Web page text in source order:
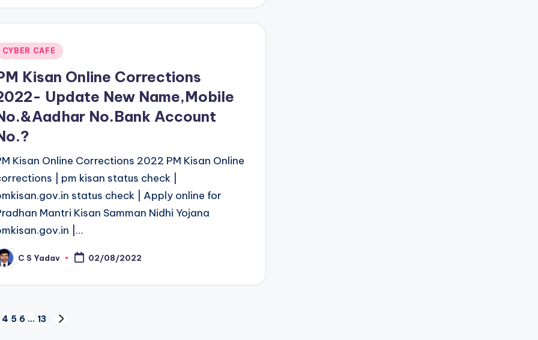
CYBER CAFE
Kisan Online Corrections
Update New Name,Mobile
No.Bank Account
Kisan Online Corrections 2022 PM Kisan Online
| pm kisan status check |
status check | Apply online for
Mantri Kisan Samman Nidhi Yojana
|…
C S Yadav 02/08/2022
4 5 6 … 13